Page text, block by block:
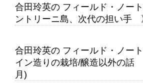
合田玲英の フィールド・ノ
ントリーニ島、次代の担い手
合田玲英の フィールド・ノ
イン造りの栽培/醸造以外の
月)